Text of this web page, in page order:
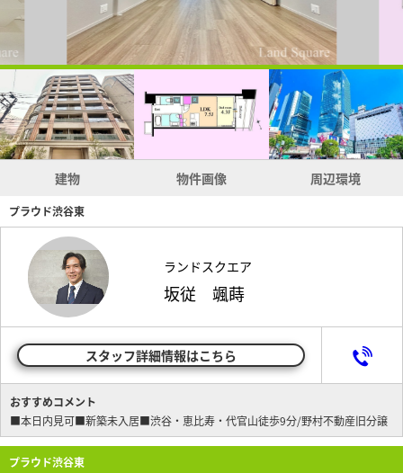
建物 物件画像 周辺環境
プラウド渋谷東
ランドスクエア
坂従 颯蒔
スタッフ詳細情報はこちら
おすすめコメント
■本日内見可■新築未入居■渋谷・恵比寿・代官山徒歩9分/野村不動産旧分譲
プラウド渋谷東